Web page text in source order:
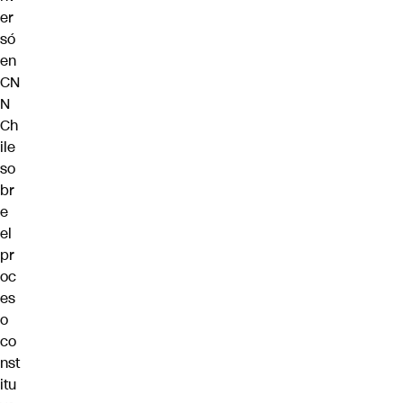
er
só
en
CN
N
Ch
ile
so
br
e
el
pr
oc
es
o
co
nst
itu